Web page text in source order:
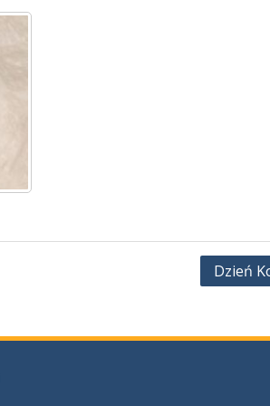
Dzień